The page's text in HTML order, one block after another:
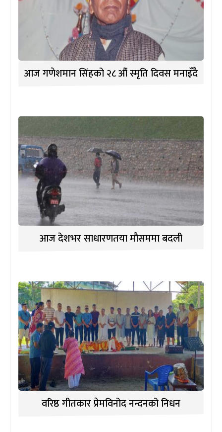
आज गणेशमान सिंहको २८ औं स्मृति दिवस मनाइँदै
आज देशभर साधारणतया मौसममा बदली
वरिष्ठ गीतकार प्रेमविनोद नन्दनको निधन